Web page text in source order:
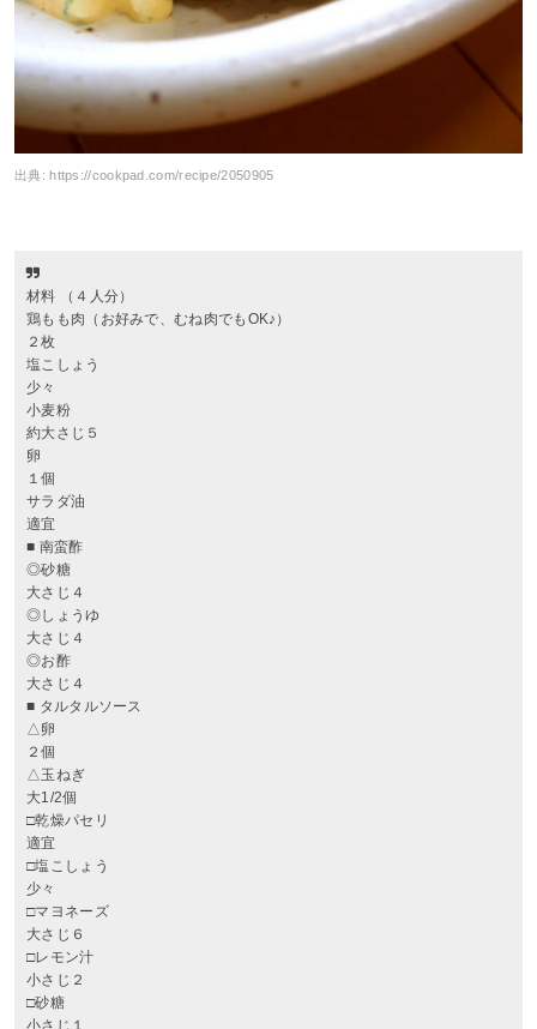
出典: https://cookpad.com/recipe/2050905
材料 （４人分）
鶏もも肉（お好みで、むね肉でもOK♪）
２枚
塩こしょう
少々
小麦粉
約大さじ５
卵
１個
サラダ油
適宜
■ 南蛮酢
◎砂糖
大さじ４
◎しょうゆ
大さじ４
◎お酢
大さじ４
■ タルタルソース
△卵
２個
△玉ねぎ
大1/2個
□乾燥パセリ
適宜
□塩こしょう
少々
□マヨネーズ
大さじ６
□レモン汁
小さじ２
□砂糖